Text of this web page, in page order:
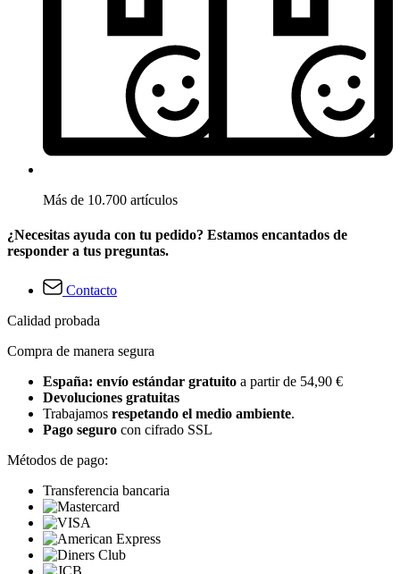
Más de 10.700 artículos
¿Necesitas ayuda con tu pedido? Estamos encantados de
responder a tus preguntas.
Contacto
Calidad probada
Compra de manera segura
España: envío estándar gratuito a partir de 54,90 €
Devoluciones gratuitas
Trabajamos respetando el medio ambiente.
Pago seguro con cifrado SSL
Métodos de pago:
Transferencia bancaria